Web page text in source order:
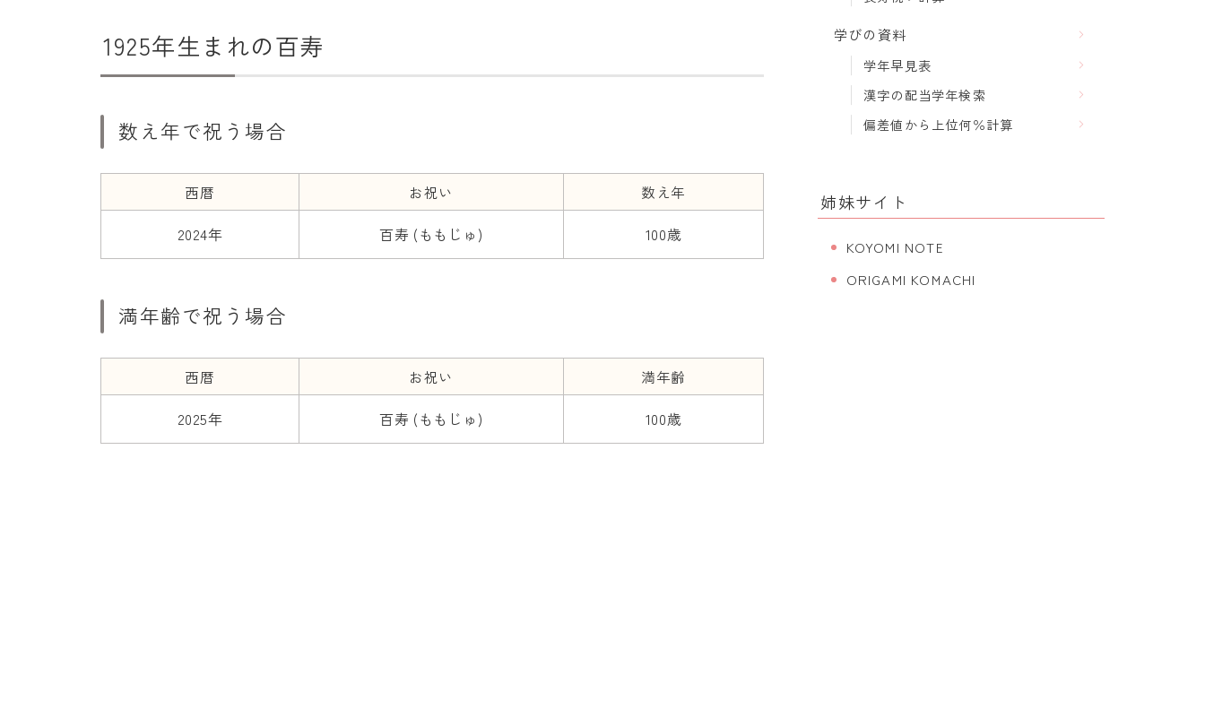
1925年生まれの百寿
数え年で祝う場合
西暦 お祝い 数え年
2024年 百寿 (ももじゅ) 100歳
満年齢で祝う場合
西暦 お祝い 満年齢
2025年 百寿 (ももじゅ) 100歳
学びの資料
学年早見表
漢字の配当学年検索
偏差値から上位何％計算
姉妹サイト
KOYOMI NOTE
ORIGAMI KOMACHI